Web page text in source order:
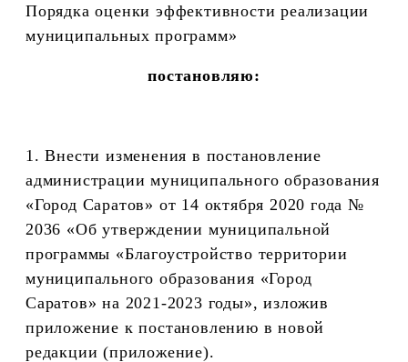
Порядка оценки эффективности реализации
муниципальных программ»
постановляю:
1. Внести изменения в постановление
администрации муниципального образования
«Город Саратов» от 14 октября 2020 года №
2036 «Об утверждении муниципальной
программы «Благоустройство территории
муниципального образования «Город
Саратов» на 2021-2023 годы», изложив
приложение к постановлению в новой
редакции (приложение).